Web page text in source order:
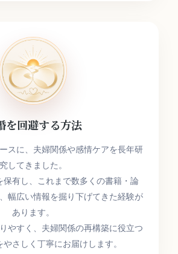
を回避する方法
スに、夫婦関係や感情ケアを長年研
究してきました。
保有し、これまで数多くの書籍・論
幅広い情報を掘り下げてきた経験が
あります。
やすく、夫婦関係の再構築に役立つ
さしく丁寧にお届けします。